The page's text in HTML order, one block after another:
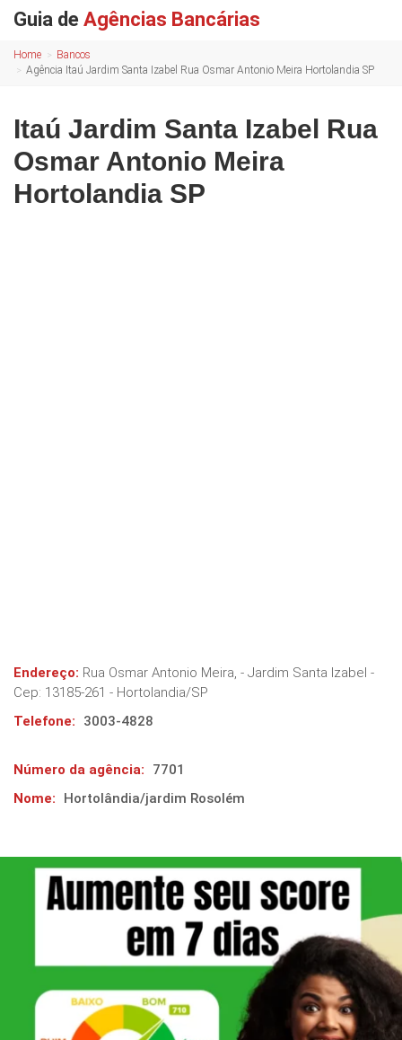
Guia de Agências Bancárias
Home
Bancos
Agência Itaú Jardim Santa Izabel Rua Osmar Antonio Meira Hortolandia SP
Itaú Jardim Santa Izabel Rua
Osmar Antonio Meira
Hortolandia SP
Endereço: Rua Osmar Antonio Meira, - Jardim Santa Izabel -
Cep: 13185-261 - Hortolandia/SP
Telefone:
3003-4828
Número da agência:
7701
Nome:
Hortolândia/jardim Rosolém